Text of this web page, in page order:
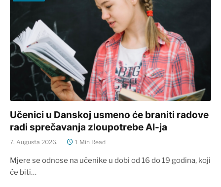
Učenici u Danskoj usmeno će braniti radove
radi sprečavanja zloupotrebe AI-ja
7. Augusta 2026. 1 Min Read
Mjere se odnose na učenike u dobi od 16 do 19 godina, koji
će biti…